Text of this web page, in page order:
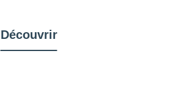
Découvrir